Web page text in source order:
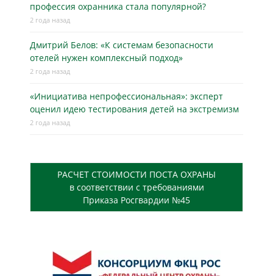
профессия охранника стала популярной?
2 года назад
Дмитрий Белов: «К системам безопасности
отелей нужен комплексный подход»
2 года назад
«Инициатива непрофессиональная»: эксперт
оценил идею тестирования детей на экстремизм
2 года назад
РАСЧЕТ СТОИМОСТИ ПОСТА ОХРАНЫ
в соответствии с требованиями
Приказа Росгвардии №45